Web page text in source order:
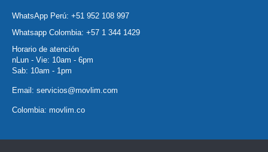
WhatsApp Perú: +51 952 108 997
Whatsapp Colombia: +57 1 344 1429
Horario de atención
nLun - Vie: 10am - 6pm
Sab: 10am - 1pm
Email: servicios@movlim.com
Colombia: movlim.co